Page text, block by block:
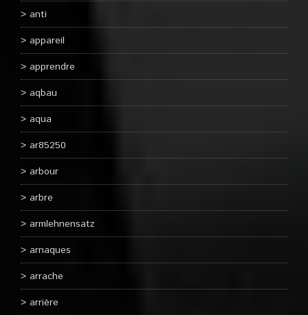
anti
appareil
apprendre
aqbau
aqua
ar85250
arbour
arbre
armlehnensatz
arnaques
arrache
arrière